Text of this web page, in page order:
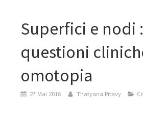
Superfici e nodi :
questioni
omotopia
27 Mai 2016 Thatyana Pitavy